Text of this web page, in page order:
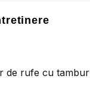
de rufe cu tambur